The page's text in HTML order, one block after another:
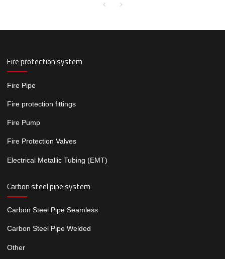
Fire protection system
Fire Pipe
Fire protection fittings
Fire Pump
Fire Protection Valves
Electrical Metallic Tubing (EMT)
Carbon steel pipe system
Carbon Steel Pipe Seamless
Carbon Steel Pipe Welded
Other